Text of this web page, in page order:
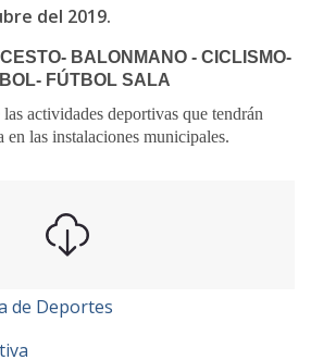
del 2019.
BALONMANO - CICLISMO-
FÚTBOL SALA
actividades deportivas que tendrán
en las instalaciones municipales.
de Deportes